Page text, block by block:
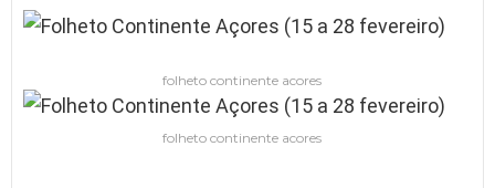
folheto continente acores
folheto continente acores